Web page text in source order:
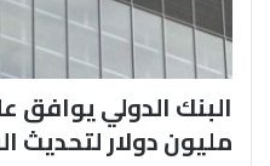
مليون دولار لتحديث